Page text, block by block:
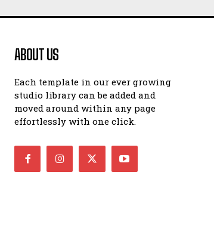
ABOUT US
Each template in our ever growing
studio library can be added and
moved around within any page
effortlessly with one click.